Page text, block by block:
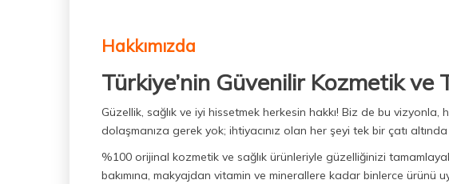
Hakkımızda
Türkiye’nin Güvenilir Kozmetik ve
Güzellik, sağlık ve iyi hissetmek herkesin hakkı! Biz de bu
dolaşmanıza gerek yok; ihtiyacınız olan her şeyi tek bir çatı
%100 orijinal kozmetik ve sağlık ürünleriyle güzelliğinizi
bakımına, makyajdan vitamin ve minerallere kadar binlerce ürünü